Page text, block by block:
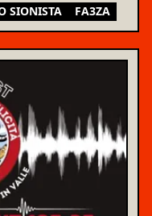
SIONISTA FA3ZA